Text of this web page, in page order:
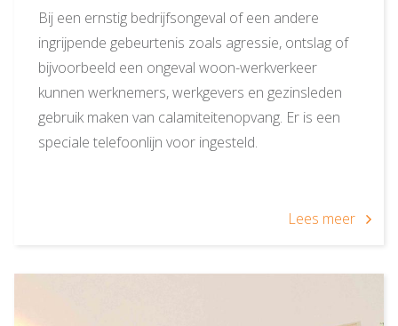
Bij een ernstig bedrijfsongeval of een andere
ingrijpende gebeurtenis zoals agressie, ontslag of
bijvoorbeeld een ongeval woon-werkverkeer
kunnen werknemers, werkgevers en gezinsleden
gebruik maken van calamiteitenopvang. Er is een
speciale telefoonlijn voor ingesteld.
Lees meer